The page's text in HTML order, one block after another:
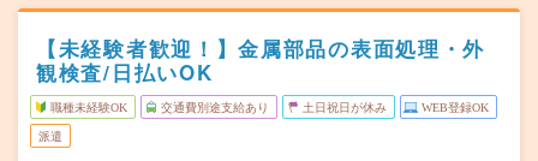
【未経験者歓迎！】金属部品の表面処理・外
観検査/日払いOK
職種未経験OK 交通費別途支給あり 土日祝日が休み WEB登録OK
派遣